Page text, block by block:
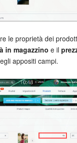
per HR
le proprietà dei
in magazzino e il
appositi campi.